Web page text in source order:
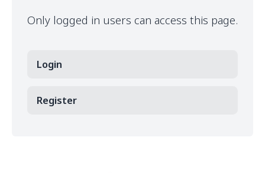
Only logged in users can access this page.
Login
Register